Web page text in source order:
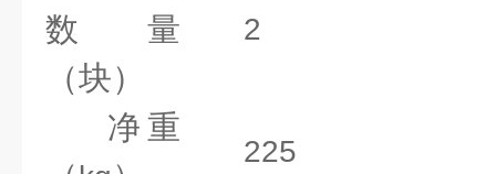
数量
（块）
2
净重
225